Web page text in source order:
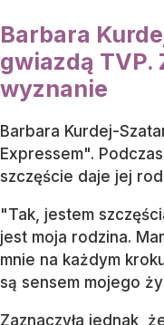
Barbara
gwiazdą TVP.
wyznanie
Barbara Kurdej-
Expressem".
szczęście daje jej
"Tak, jestem
jest moja rodzina.
mnie na każdym
są sensem mojego
Zaznaczyła jednak,